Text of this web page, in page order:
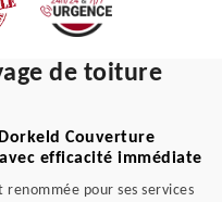
de toiture
Couverture
efficacité immédiate
pour ses services